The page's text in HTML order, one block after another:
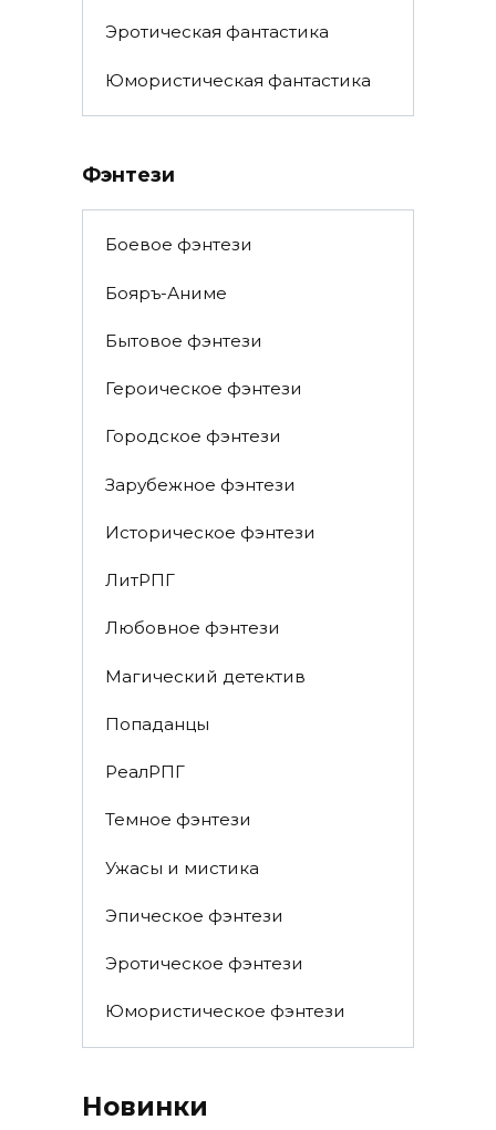
Эротическая фантастика
Юмористическая фантастика
Фэнтези
Боевое фэнтези
Бояръ-Аниме
Бытовое фэнтези
Героическое фэнтези
Городское фэнтези
Зарубежное фэнтези
Историческое фэнтези
ЛитРПГ
Любовное фэнтези
Магический детектив
Попаданцы
РеалРПГ
Темное фэнтези
Ужасы и мистика
Эпическое фэнтези
Эротическое фэнтези
Юмористическое фэнтези
Новинки